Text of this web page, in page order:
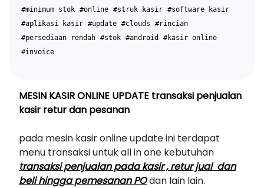
#minimum stok #online #struk kasir #software kasir
#aplikasi kasir #update #clouds
#rincian
#persediaan rendah #stok #android
#kasir online
#invoice
MESIN KASIR ONLINE UPDATE transaksi penjualan
kasir retur dan pesanan
pada mesin kasir online update ini terdapat
menu transaksi untuk all in one kebutuhan
transaksi penjualan pada kasir , retur jual dan
beli hingga pemesanan POdan lain lain.